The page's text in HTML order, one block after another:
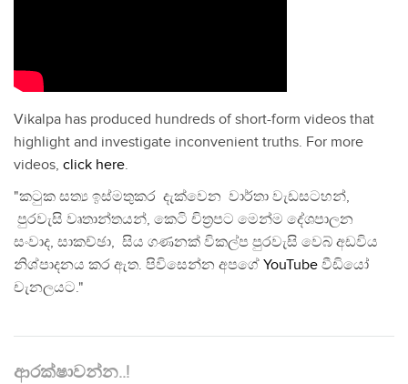
Vikalpa has produced hundreds of short-form videos that
highlight and investigate inconvenient truths. For more
videos, click here.
"කටුක සත්‍ය ඉස්මතුකර දැක්වෙන වාර්තා වැඩසටහන්,
පුරවැසි වෘතාන්තයන්, කෙටි චිත්‍රපට මෙන්ම දේශපාලන
සංවාද, සාකච්ඡා, සිය ගණනක් විකල්ප පුරවැසි වෙබ් අඩවිය
නිශ්පාදනය කර ඇත. පිවිසෙන්න අපගේ YouTube වීඩියෝ
චැනලයට."
ආරක්ෂාවන්න..!